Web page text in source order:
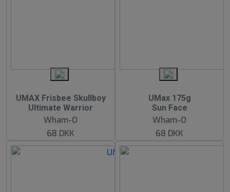
UMAX Frisbee Skullboy
Ultimate Warrior
Wham-O
68 DKK
UMax 175g
Sun Face
Wham-O
68 DKK